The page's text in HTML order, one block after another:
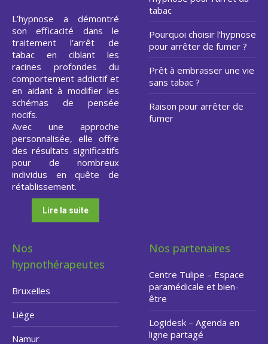
L’hypnose a démontré
son efficacité dans le
traitement l’arrêt de
tabac en ciblant les
racines profondes du
comportement addictif et
en aidant à modifier les
schémas de pensée
nocifs.
Avec une approche
personnalisée, elle offre
des résultats significatifs
pour de nombreux
individus en quête de
rétablissement.
Lire la suite
tabac
Pourquoi choisir l’hypnose
pour arrêter de fumer ?
Prêt à embrasser une vie
sans tabac ?
Raison pour arrêter de
fumer
Nos
hypnothérapeutes
Bruxelles
Liège
Namur
Nos partenaires
Centre Tulipe – Espace
paramédicale et bien-
être
Logidesk – Agenda en
ligne partagé